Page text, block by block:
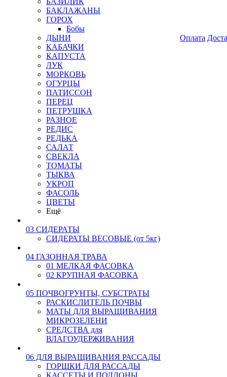
БАКЛАЖАНЫ
ГОРОХ
Бобы
ДЫНИ
КАБАЧКИ
КАПУСТА
ЛУК
МОРКОВЬ
ОГУРЦЫ
ПАТИССОН
ПЕРЕЦ
ПЕТРУШКА
РАЗНОЕ
РЕДИС
РЕДЬКА
САЛАТ
СВЕКЛА
ТОМАТЫ
ТЫКВА
УКРОП
ФАСОЛЬ
ЦВЕТЫ
Ещё
03 СИДЕРАТЫ
СИДЕРАТЫ ВЕСОВЫЕ (от 5кг)
04 ГАЗОННАЯ ТРАВА
01 МЕЛКАЯ ФАСОВКА
02 КРУПНАЯ ФАСОВКА
05 ПОЧВОГРУНТЫ, СУБСТРАТЫ
РАСКИСЛИТЕЛЬ ПОЧВЫ
МАТЫ ДЛЯ ВЫРАЩИВАНИЯ
МИКРОЗЕЛЕНИ
СРЕДСТВА для
ВЛАГОУДЕРЖИВАНИЯ
06 ДЛЯ ВЫРАЩИВАНИЯ РАССАДЫ
ГОРШКИ ДЛЯ РАССАДЫ
КАССЕТЫ И ПОДДОНЫ
Оплата